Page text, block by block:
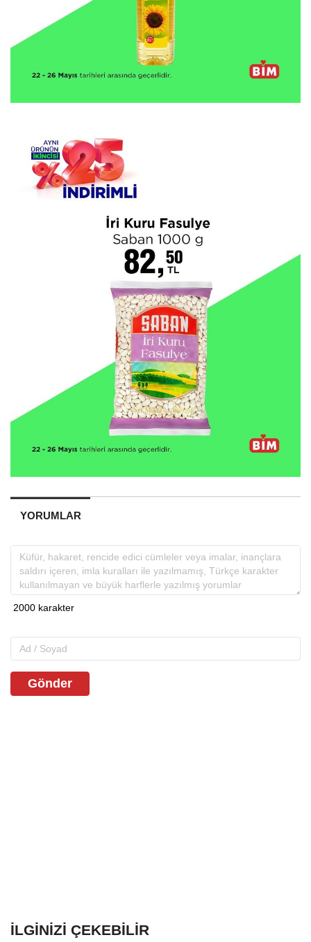
YORUMLAR
Gönder
İLGINIZI ÇEKEBILIR